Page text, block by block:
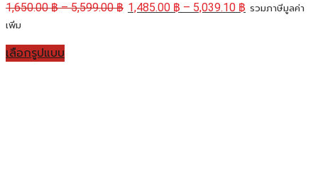
1,650.00฿–5,599.00฿ 1,485.00 ฿ – 5,039.10 ฿ รวมภาษีมูลค่า
เพิ่ม
เลือกรูปแบบ